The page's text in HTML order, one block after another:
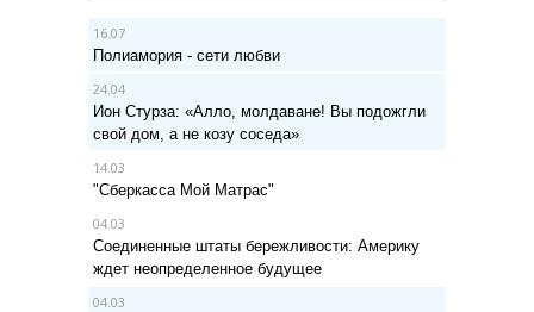
16.07
Полиамория - сети любви
24.04
Ион Стурза: «Алло, молдаване! Вы подожгли
свой дом, а не козу соседа»
14.03
"Сберкасса Мой Матрас"
04.03
Соединенные штаты бережливости: Америку
ждет неопределенное будущее
04.03